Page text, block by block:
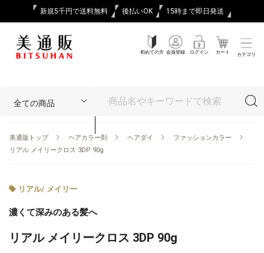
新規5千円で送料無料 後払いOK 15時まで即日発送
初めての方 会員登録 ログイン カート カテゴリ
美通販トップ ヘアカラー剤 ヘアダイ
ファッションカラー
リアル メイリークロス 3DP 90g
リアル/ メイリー
濃くて深みのある髪へ
リアル メイリークロス 3DP 90g